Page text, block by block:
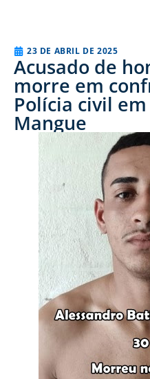
23 DE ABRIL DE 2025
Acusado de
morre em
Polícia civil
Mangue